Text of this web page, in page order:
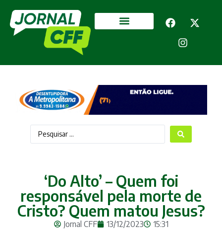
‘Do Alto’ – Quem foi
responsável pela morte de
Cristo? Quem matou Jesus?
Jornal CFF 13/12/2023 15:31